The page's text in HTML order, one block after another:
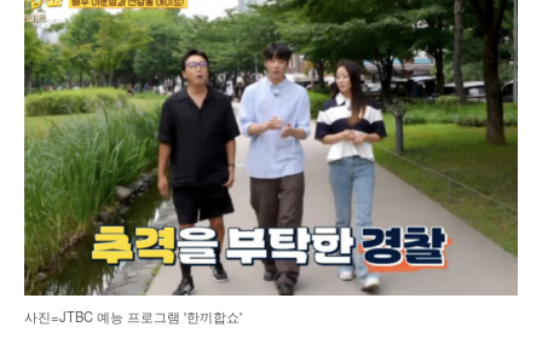
사진=JTBC 예능 프로그램 '한끼합쇼'